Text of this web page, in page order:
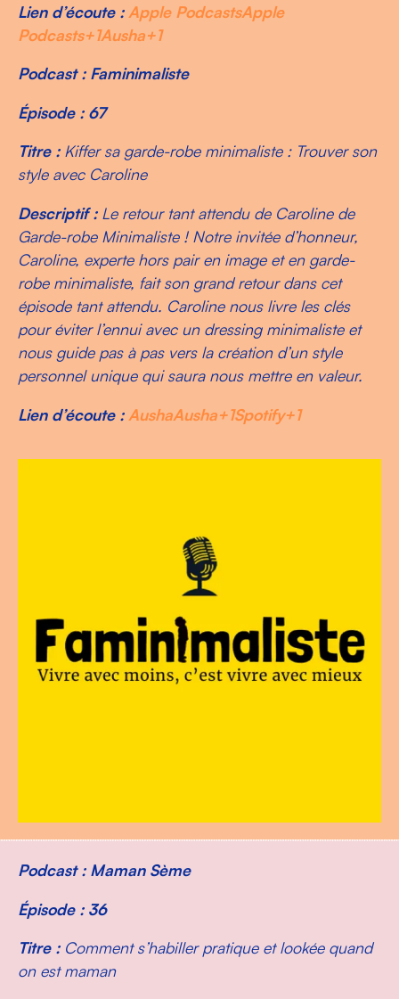
Lien d’écoute : Apple PodcastsApple
Podcasts+1Ausha+1
Podcast : Faminimaliste
Épisode : 67
Titre :Kiffer sa garde-robe minimaliste : Trouver son
style avec Caroline
Descriptif :Le retour tant attendu de Caroline de
Garde-robe Minimaliste ! Notre invitée d’honneur,
Caroline, experte hors pair en image et en garde-
robe minimaliste, fait son grand retour dans cet
épisode tant attendu. Caroline nous livre les clés
pour éviter l’ennui avec un dressing minimaliste et
nous guide pas à pas vers la création d’un style
personnel unique qui saura nous mettre en valeur.
Lien d’écoute : AushaAusha+1Spotify+1
Podcast : Maman Sème
Épisode : 36
Titre :Comment s’habiller pratique et lookée quand
on est maman